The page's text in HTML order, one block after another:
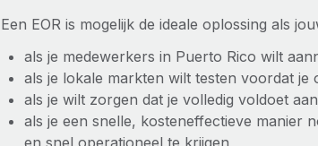
Een EOR is mogelijk de ideale oplossing als
als je medewerkers in Puerto Rico wilt
als je lokale markten wilt testen voordat je
als je wilt zorgen dat je volledig voldoet
als je een snelle, kosteneffectieve manier
en snel operationeel te krijgen